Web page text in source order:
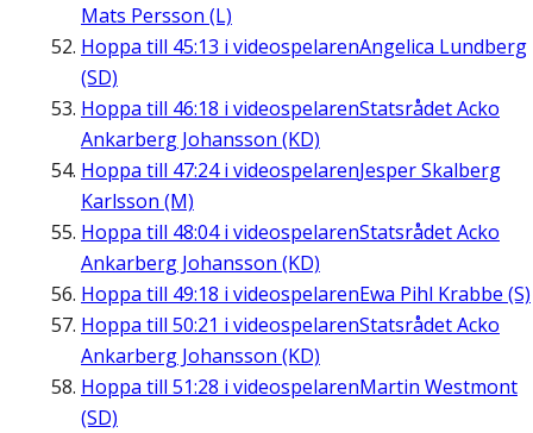
Mats Persson (L)
Hoppa till 45:13 i videospelarenAngelica Lundberg
(SD)
Hoppa till 46:18 i videospelarenStatsrådet Acko
Ankarberg Johansson (KD)
Hoppa till 47:24i videospelarenJesper Skalberg
Karlsson (M)
Hoppa till 48:04i videospelarenStatsrådet Acko
Ankarberg Johansson (KD)
Hoppa till 49:18 i videospelarenEwa Pihl Krabbe (S)
Hoppa till 50:21 i videospelarenStatsrådet Acko
Ankarberg Johansson (KD)
Hoppa till 51:28 i videospelarenMartin Westmont
(SD)